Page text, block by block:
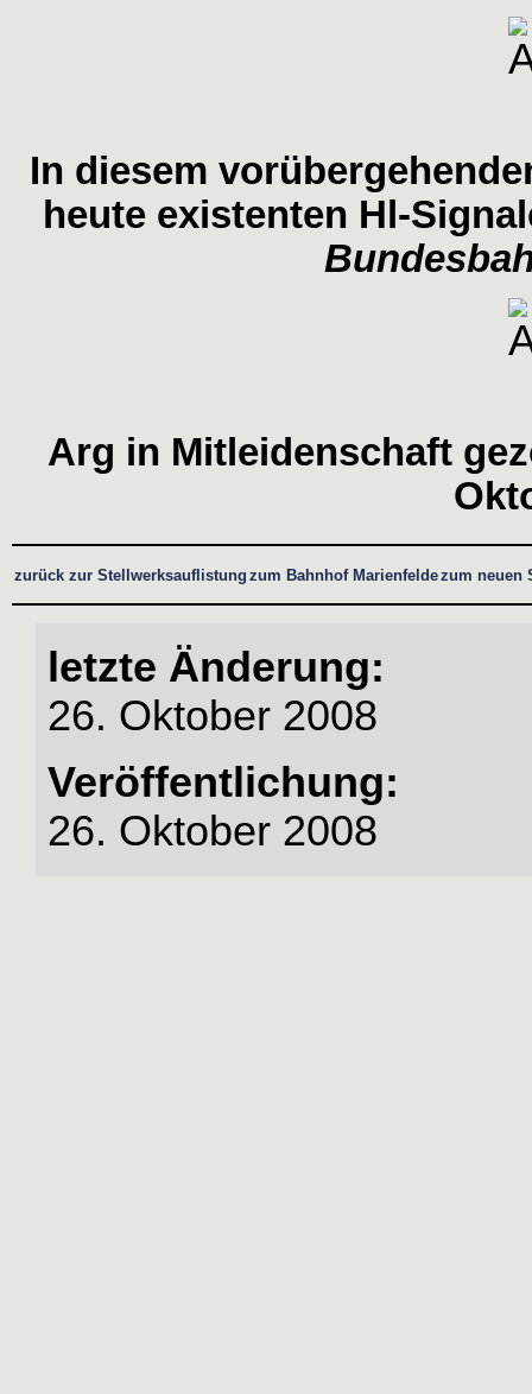
In diesem
heute existenten Hl-
Arg in Mitleidenschaft
zurück zur Stellwerksauflistung zum Bahnhof Marienfeldezum neuen
letzte Änderung:
26. Oktober 2008
Veröffentlichung:
26. Oktober 2008